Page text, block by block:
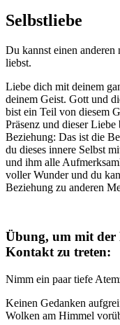
Selbstliebe
Du kannst einen
liebst.
Liebe dich mit deinem
deinem Geist. Gott und
bist ein Teil von diesem
Präsenz und dieser
Beziehung: Das ist die
du dieses innere Selbst
und ihm alle
voller Wunder und du
Beziehung zu anderen
Übung, um mit der
Kontakt zu treten:
Nimm ein paar tiefe
Keinen Gedanken
Wolken am Himmel